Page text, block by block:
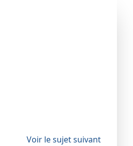
Voir le sujet suivant